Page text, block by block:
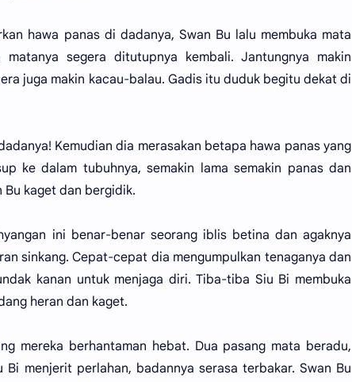
hawa panas di dadanya, Swan Bu lalu membuka mata
segera ditutupnya kembali. Jantungnya makin
juga makin kacau-balau. Gadis itu duduk begitu dekat di
Kemudian dia merasakan betapa hawa panas yang
ke dalam tubuhnya, semakin lama semakin panas dan
Bu kaget dan bergidik.
ini benar-benar seorang iblis betina dan agaknya
sinkang. Cepat-cepat dia mengumpulkan tenaganya dan
kanan untuk menjaga diri. Tiba-tiba Siu Bi membuka
heran dan kaget.
mereka berhantaman hebat. Dua pasang mata beradu,
menjerit perlahan, badannya serasa terbakar. Swan Bu